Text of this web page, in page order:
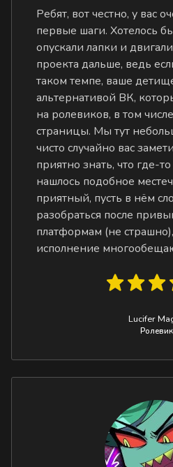
Ребят, вот честно, у вас
первые шаги. Хотелось
опускали лапки и
проекта дальше, ведь
таком темпе, ваше
альтернативой ВК,
на ролевиков, в том
страницы. Мы тут
чисто случайно вас
приятно знать, что где-
нашлось подобное
приятный, пусть в нём
разобраться после
платформам (не
исполнение
Lucifer
Ролевик